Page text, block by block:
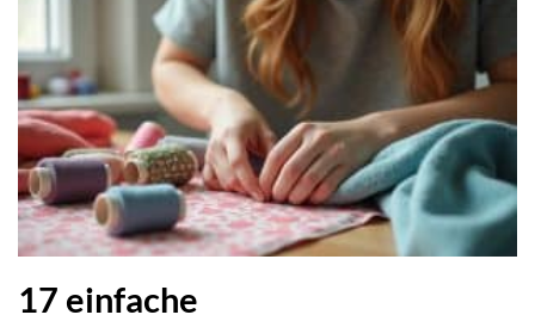
17 einfache